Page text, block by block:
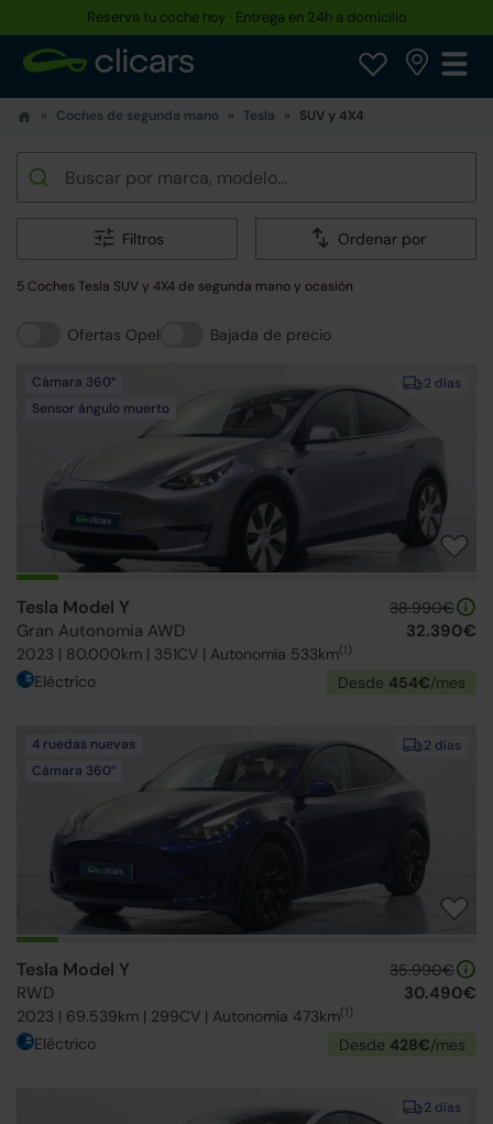
Reserva tu coche hoy · Entrega en 24h a domicilio
Coches de segunda mano Tesla SUV y 4X4
Filtros Ordenar por
5 Coches Tesla SUV y 4X4 de segunda mano y ocasión
Ofertas Opel Bajada de precio
2 días
Cámara 360°
Sensor ángulo muerto
Tesla Model Y
Gran Autonomia AWD
2023 | 80.000km | 351CV | Autonomía 533km(1)
38.990€
32.390€
Eléctrico Desde 454€/mes
2 días
4 ruedas nuevas
Cámara 360°
Tesla Model Y
RWD
2023 | 69.539km | 299CV | Autonomía 473km(1)
35.990€
30.490€
Eléctrico Desde 428€/mes
2 días